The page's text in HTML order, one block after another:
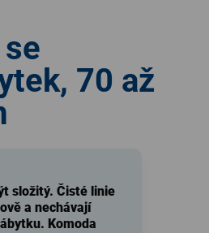
70 až
složitý. Čisté linie
a nechávají
Komoda